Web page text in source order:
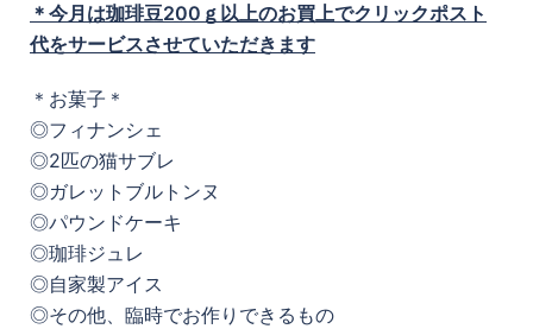
＊今月は珈琲豆200ｇ以上のお買上でクリックポスト
代をサービスさせていただきます
＊お菓子＊
◎フィナンシェ
◎2匹の猫サブレ
◎ガレットブルトンヌ
◎パウンドケーキ
◎珈琲ジュレ
◎自家製アイス
◎その他、臨時でお作りできるもの